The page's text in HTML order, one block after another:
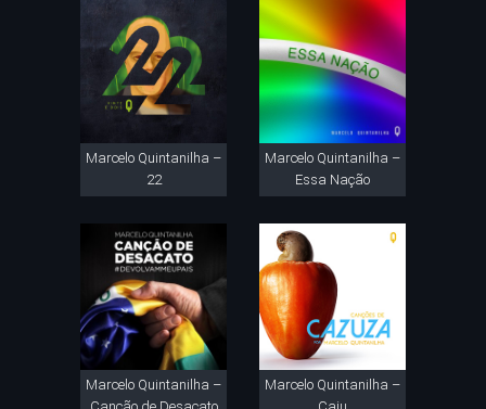
Marcelo Quintanilha –
22
Marcelo Quintanilha –
Essa Nação
Marcelo Quintanilha –
Marcelo Quintanilha –